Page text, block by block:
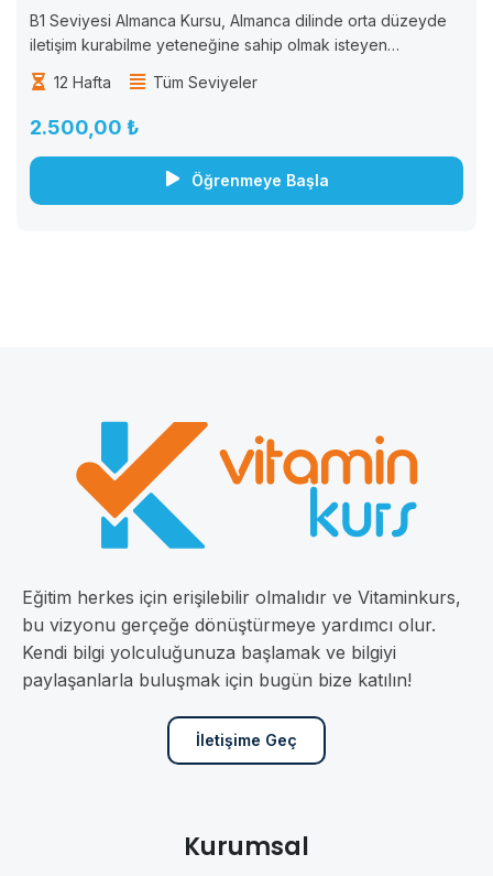
B1 Seviyesi Almanca Kursu, Almanca dilinde orta düzeyde
iletişim kurabilme yeteneğine sahip olmak isteyen
öğrenciler için tasarlanmıştır. Bu kurs, öğrencilere Almanca
dilinde okuma, yazma, konuşma ve dinleme becerilerini
geliştirmek için...
12 Hafta Tüm Seviyeler
2.500,00 ₺
Öğrenmeye Başla
Eğitim herkes için erişilebilir olmalıdır ve Vitaminkurs,
bu vizyonu gerçeğe dönüştürmeye yardımcı olur.
Kendi bilgi yolculuğunuza başlamak ve bilgiyi
paylaşanlarla buluşmak için bugün bize katılın!
İletişime Geç
Kurumsal